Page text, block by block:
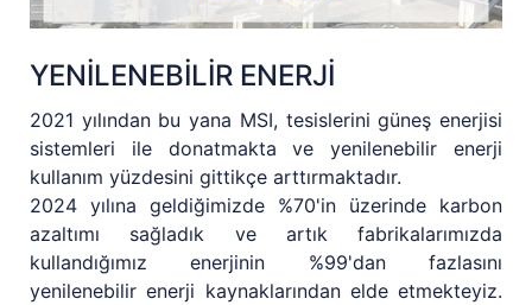
YENİLENEBİLİR ENERJİ
2021 yılından bu yana MSI, tesislerini güneş enerjisi
sistemleri ile donatmakta ve yenilenebilir enerji
kullanım yüzdesini gittikçe arttırmaktadır.
2024 yılına geldiğimizde %70'in üzerinde karbon
azaltımı sağladık ve artık fabrikalarımızda
kullandığımız enerjinin %99'dan fazlasını
yenilenebilir enerji kaynaklarından elde etmekteyiz.